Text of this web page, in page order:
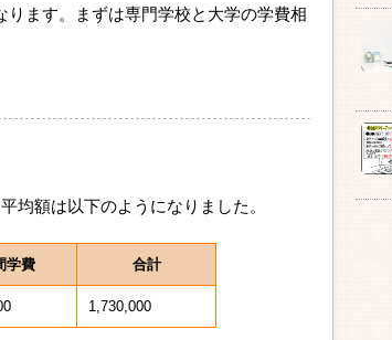
ます。まずは専門学校と大学の学費相
均額は以下のようになりました。
学費 合計
1,730,000